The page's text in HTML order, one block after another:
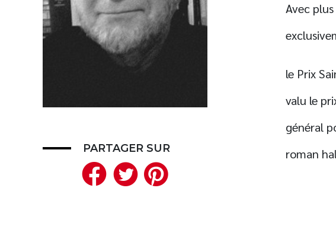
Avec
le Prix
valu le
général
roman
PARTAGER SUR
Facebook
Twitter